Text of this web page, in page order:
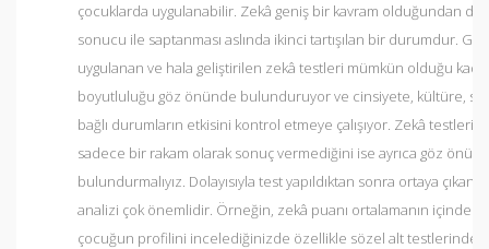
çocuklarda uygulanabilir. Zekâ geniş bir kavram olduğundan
sonucu ile saptanması aslında ikinci tartışılan bir durumdur.
uygulanan ve hala geliştirilen zekâ testleri mümkün olduğu
boyutluluğu göz önünde bulunduruyor ve cinsiyete, kültüre,
bağlı durumların etkisini kontrol etmeye çalışıyor. Zekâ
sadece bir rakam olarak sonuç vermediğini ise ayrıca göz
bulundurmalıyız. Dolayısıyla test yapıldıktan sonra ortaya çıkan
analizi çok önemlidir. Örneğin, zekâ puanı ortalamanın içinde
çocuğun profilini incelediğinizde özellikle sözel alt testlerinde